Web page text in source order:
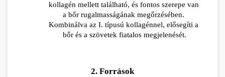
kollagén mellett található, és fontos szerepe van
a bőr rugalmasságának megőrzésében.
Kombinálva az I. típusú kollagénnel, elősegíti a
bőr és a szövetek fiatalos megjelenését.
2. Források